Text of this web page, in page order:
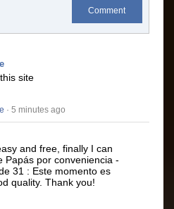
Comment
site
· 5 minutes ago
and free, finally I can
Papás por conveniencia -
31 : Este momento es
quality. Thank you!